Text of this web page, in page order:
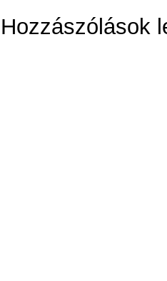
Hozzászólások